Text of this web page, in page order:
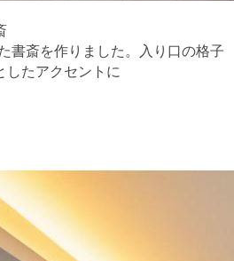
書斎を作りました。入り口の格子
したアクセントに